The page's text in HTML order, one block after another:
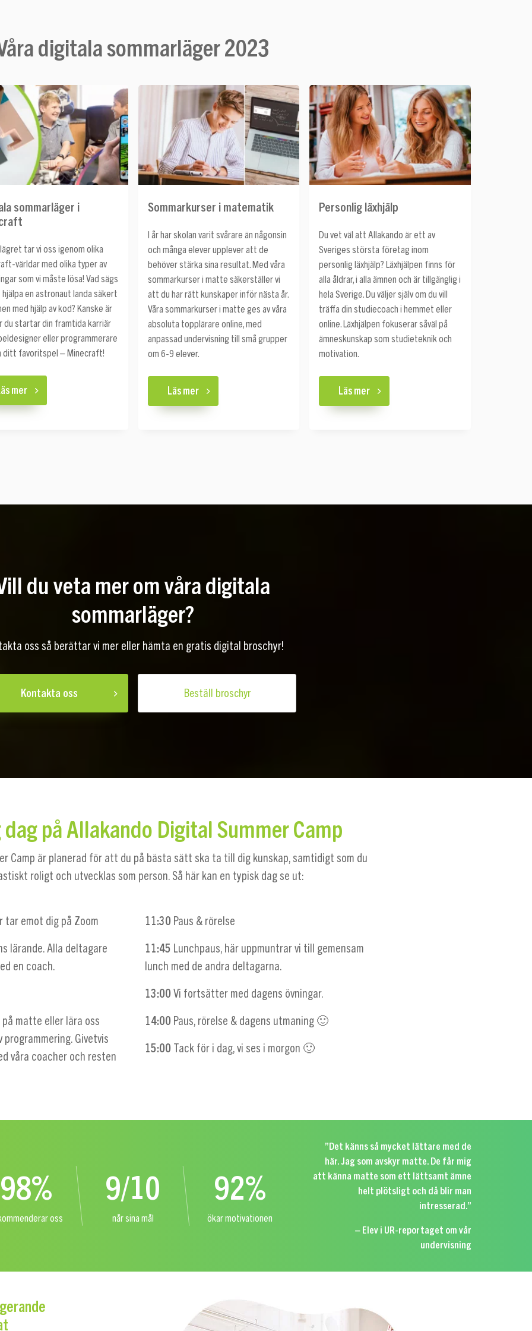
digitala sommarläger 2023
sommarläger i
tar vi oss igenom olika
världar med olika typer av
som vi måste lösa! Vad sägs
en astronaut landa säkert
med hjälp av kod? Kanske är
du startar din framtida karriär
eller programmerare
ditt favoritspel – Minecraft!
mer
Sommarkurser i matematik
I år har skolan varit svårare än någonsin
och många elever upplever att de
behöver stärka sina resultat. Med våra
sommarkurser i matte säkerställer vi
att du har rätt kunskaper inför nästa år.
Våra sommarkurser i matte ges av våra
absoluta topplärare online, med
anpassad undervisning till små grupper
om 6-9 elever.
Läs mer
Personlig läxhjälp
Du vet väl att Allakando är ett av
Sveriges största företag inom
personlig läxhjälp? Läxhjälpen finns för
alla åldrar, i alla ämnen och är tillgänglig i
hela Sverige. Du väljer själv om du vill
träffa din studiecoach i hemmet eller
online. Läxhjälpen fokuserar såväl på
ämneskunskap som studieteknik och
motivation.
Läs mer
du veta mer om våra digitala
sommarläger?
oss så berättar vi mer eller hämta en gratis digital broschyr!
Kontakta oss Beställ broschyr
dag på Allakando Digital Summer Camp
Camp är planerad för att du på bästa sätt ska ta till dig kunskap, samtidigt som du
roligt och utvecklas som person. Så här kan en typisk dag se ut:
tar emot dig på Zoom
lärande. Alla deltagare
en coach.
matte eller lära oss
programmering. Givetvis
våra coacher och resten
11:30 Paus & rörelse
11:45 Lunchpaus, här uppmuntrar vi till gemensam
lunch med de andra deltagarna.
13:00 Vi fortsätter med dagens övningar.
14:00 Paus, rörelse & dagens utmaning 🙂
15:00 Tack för i dag, vi ses i morgon 🙂
98%
oss
9/10
når sina mål
92%
ökar motivationen
”Det känns så mycket lättare med de
här. Jag som avskyr matte. De får mig
att känna matte som ett lättsamt ämne
helt plötsligt och då blir man
intresserad.”
– Elev i UR-reportaget om vår
undervisning